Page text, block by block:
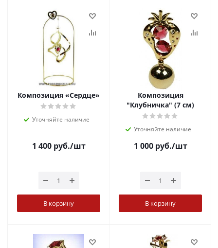
Композиция «Сердце»
Уточняйте наличие
1 400руб./шт
В корзину
Композиция
"Клубничка" (7 см)
Уточняйте наличие
1 000руб./шт
В корзину